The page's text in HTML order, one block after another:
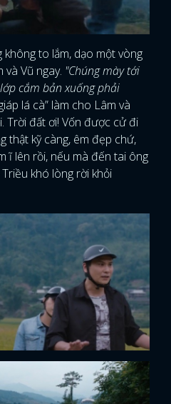
to lắm, dạo một vòng
và Vũ ngay. "Chúng mày tới
cắm bản xuống phải
lá cà” làm cho Lâm và
Trời đất ơi! Vốn được cử đi
thật kỹ càng, êm đẹp chứ,
ĩ lên rồi, nếu mà đến tai ông
khó lòng rời khỏi